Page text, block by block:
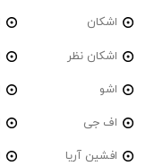
اشکان
اشکان نظر
اشو
اف جی
افشین آریا